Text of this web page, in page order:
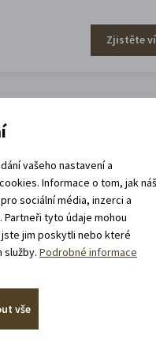
Zjistěte
vašeho nastavení a
Informace o tom, jak
sociální média, inzerci a
Partneři tyto údaje mohou
jim poskytli nebo které
služby.Podrobné informace
vše